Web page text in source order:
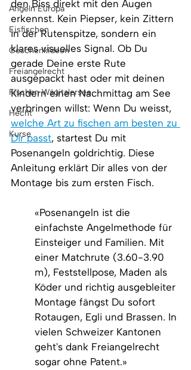
Angeln Europa
Eisfischen
Geschenkideen
Freiangelrecht
Fischen Wägitalersee
Hecht
Kurse
den Biss direkt mit den Augen
erkennst. Kein Piepser, kein Zittern
in der Rutenspitze, sondern ein
klares visuelles Signal. Ob Du
gerade Deine erste Rute
ausgepackt hast oder mit deinen
Kindern einen Nachmittag am See
verbringen willst: Wenn Du weisst,
welche Art zu fischen am besten zu
Dir passt, startest Du mit
Posenangeln goldrichtig. Diese
Anleitung erklärt Dir alles von der
Montage bis zum ersten Fisch.
«Posenangeln ist die
einfachste Angelmethode für
Einsteiger und Familien. Mit
einer Matchrute (3.60-3.90
m), Feststellpose, Maden als
Köder und richtig ausgebleiter
Montage fängst Du sofort
Rotaugen, Egli und Brassen. In
vielen Schweizer Kantonen
geht's dank Freiangelrecht
sogar ohne Patent.»